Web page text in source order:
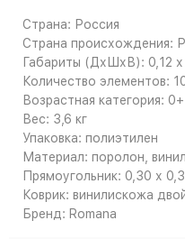
Страна: Россия
Страна происхождения:
Габариты (ДхШхВ): 0,12 х
Количество элементов:
Возрастная категория: 0+
Вес: 3,6 кг
Упаковка: полиэтилен
Материал: поролон,
Прямоугольник: 0,30 х
Коврик: винилискожа
Бренд: Romana